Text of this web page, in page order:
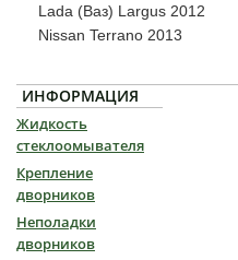
Lada (Ваз) Largus 2012
Nissan Terrano 2013
ИНФОРМАЦИЯ
Жидкость
стеклоомывателя
Крепление
дворников
Неполадки
дворников